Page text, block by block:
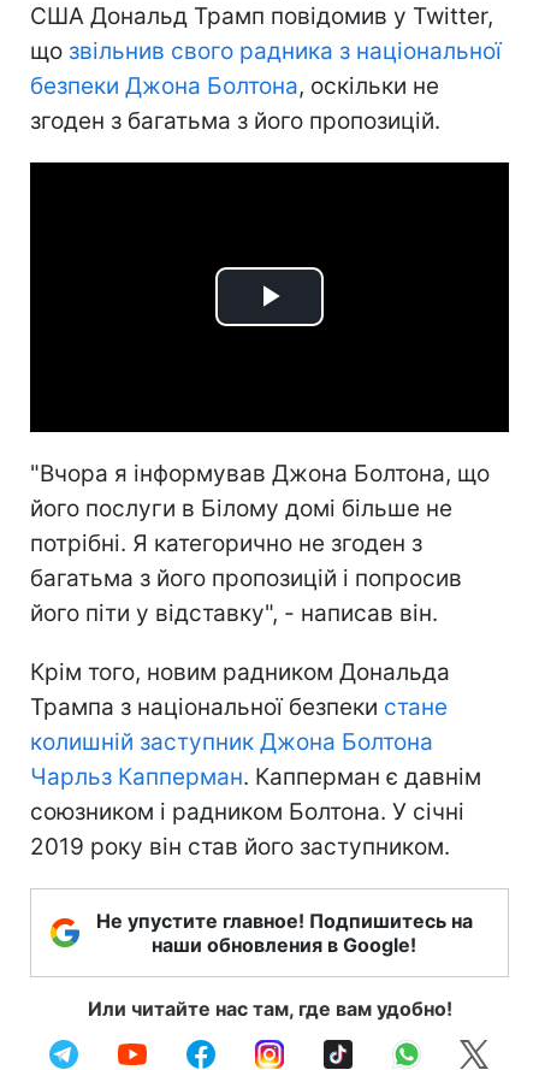
США Дональд Трамп повідомив у Twitter,
що звільнив свого радника з національної
безпеки Джона Болтона, оскільки не
згоден з багатьма з його пропозицій.
Play
"Вчора я інформував Джона Болтона, що
його послуги в Білому домі більше не
потрібні. Я категорично не згоден з
багатьма з його пропозицій і попросив
його піти у відставку", - написав він.
Крім того, новим радником Дональда
Трампа з національної безпеки стане
колишній заступник Джона Болтона
Чарльз Капперман. Капперман є давнім
союзником і радником Болтона. У січні
2019 року він став його заступником.
Не упустите главное! Подпишитесь на
наши обновления в Google!
Или читайте нас там, где вам удобно!